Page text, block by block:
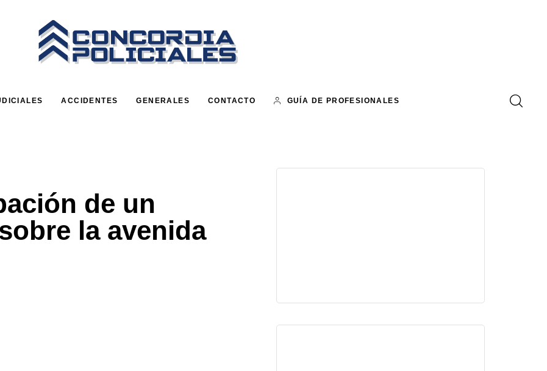
ACCIDENTES GENERALES CONTACTO GUÍA DE PROFESIONALES
de un
la avenida